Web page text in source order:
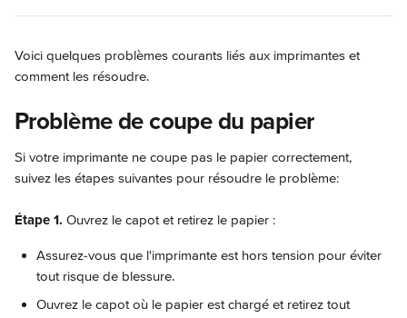
Voici quelques problèmes courants liés aux imprimantes et
comment les résoudre.
Problème de coupe du papier
Si votre imprimante ne coupe pas le papier correctement,
suivez les étapes suivantes pour résoudre le problème:
Étape 1. Ouvrez le capot et retirez le papier :
Assurez-vous que l'imprimante est hors tension pour éviter
tout risque de blessure.
Ouvrez le capot où le papier est chargé et retirez tout